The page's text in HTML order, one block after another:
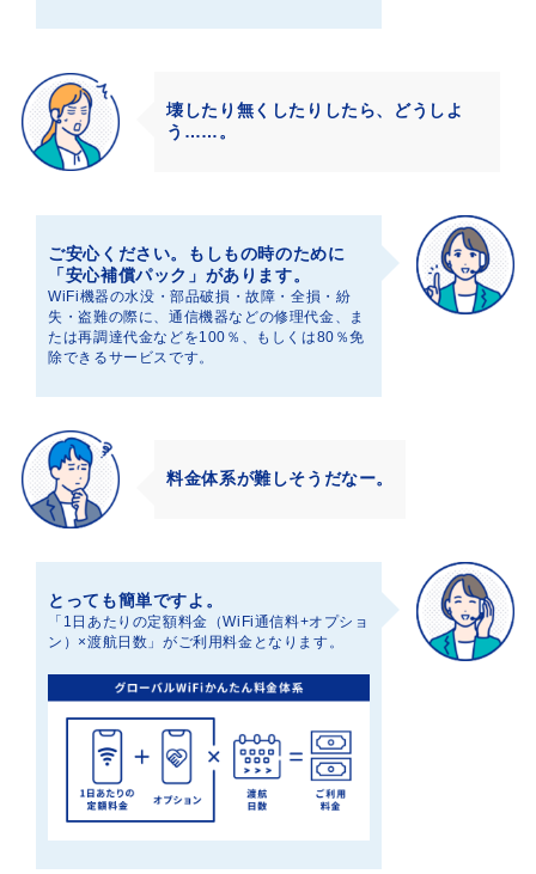
壊したり無くしたりしたら、どうしよ
う……。
ご安心ください。もしもの時のために
「安心補償パック」があります。
WiFi機器の水没・部品破損・故障・全損・紛
失・盗難の際に、通信機器などの修理代金、ま
たは再調達代金などを100％、もしくは80％免
除できるサービスです。
料金体系が難しそうだなー。
とっても簡単ですよ。
「1日あたりの定額料金（WiFi通信料+オプショ
ン）×渡航日数」がご利用料金となります。